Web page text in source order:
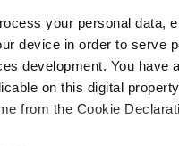
your personal data,
device in order to serve
development. You
on this digital
from the Cookie
faut conduire
pentu, cependant,
il y avait beaucoup
venues toute la nuit.
Traduit par Google